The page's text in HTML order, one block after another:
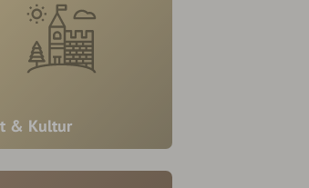
& Kultur